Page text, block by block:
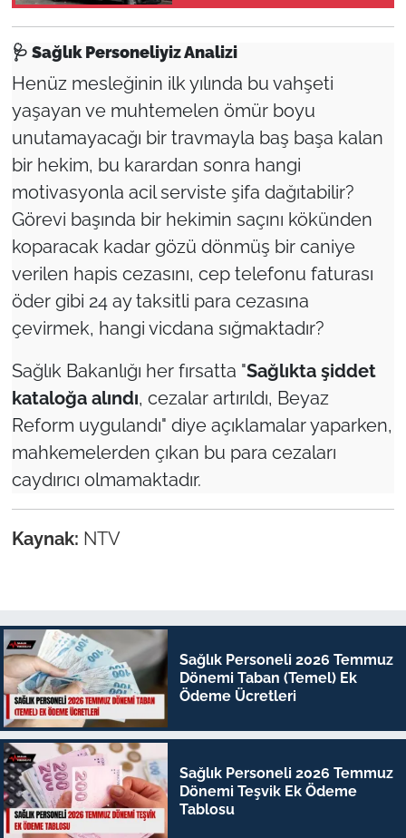
🩺 Sağlık Personeliyiz Analizi
Henüz mesleğinin ilk yılında bu vahşeti
yaşayan ve muhtemelen ömür boyu
unutamayacağı bir travmayla baş başa kalan
bir hekim, bu karardan sonra hangi
motivasyonla acil serviste şifa dağıtabilir?
Görevi başında bir hekimin saçını kökünden
koparacak kadar gözü dönmüş bir caniye
verilen hapis cezasını, cep telefonu faturası
öder gibi 24 ay taksitli para cezasına
çevirmek, hangi vicdana sığmaktadır?
Sağlık Bakanlığı her fırsatta "Sağlıkta şiddet
kataloğa alındı, cezalar artırıldı, Beyaz
Reform uygulandı" diye açıklamalar yaparken,
mahkemelerden çıkan bu para cezaları
caydırıcı olmamaktadır.
Kaynak: NTV
Sağlık Personeli 2026 Temmuz
Dönemi Taban (Temel) Ek
Ödeme Ücretleri
Sağlık Personeli 2026 Temmuz
Dönemi Teşvik Ek Ödeme
Tablosu